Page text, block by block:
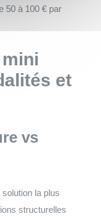
50 à 100 € par
et
vs
solution la plus
structurelles